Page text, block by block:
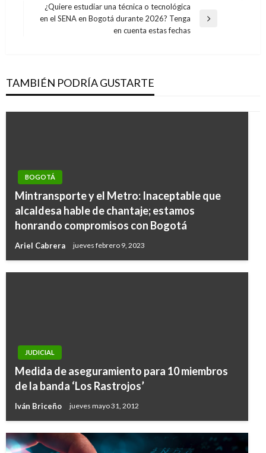
entradas
anterior
Entrada
¿Quiere estudiar una técnica o tecnológica
en el SENA en Bogotá durante 2026? Tenga
en cuenta estas fechas
TAMBIÉN PODRÍA GUSTARTE
BOGOTÁ
Mintransporte y el Metro: Inaceptable que
alcaldesa hable de chantaje; estamos
honrando compromisos con Bogotá
Ariel Cabrera jueves febrero 9, 2023
JUDICIAL
Medida de aseguramiento para 10 miembros
de la banda ‘Los Rastrojos’
Iván Briceño jueves mayo 31, 2012